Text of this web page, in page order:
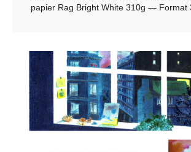
papier Rag Bright White 310g — Format